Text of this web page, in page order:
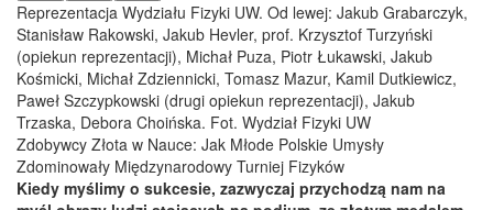
Reprezentacja Wydziału Fizyki UW. Od lewej: Jakub Grabarczyk,
Stanisław Rakowski, Jakub Hevler, prof. Krzysztof Turzyński
(opiekun reprezentacji), Michał Puza, Piotr Łukawski, Jakub
Kośmicki, Michał Zdziennicki, Tomasz Mazur, Kamil Dutkiewicz,
Paweł Szczypkowski (drugi opiekun reprezentacji), Jakub
Trzaska, Debora Choińska. Fot. Wydział Fizyki UW
Zdobywcy Złota w Nauce: Jak Młode Polskie Umysły
Zdominowały Międzynarodowy Turniej Fizyków
Kiedy myślimy o sukcesie, zazwyczaj przychodzą nam na